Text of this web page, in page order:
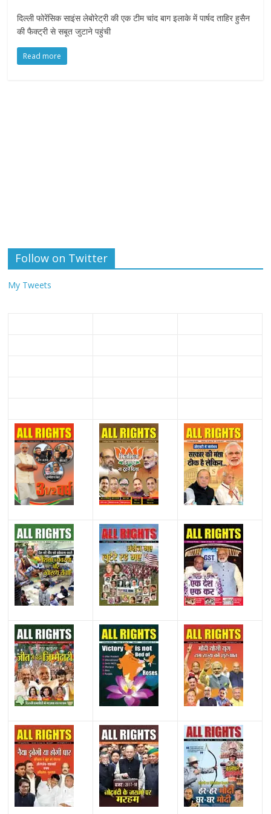
दिल्ली फोरेंसिक साइंस लेबोरेट्री की एक टीम चांद बाग इलाके में पार्षद ताहिर हुसैन
की फैक्ट्री से सबूत जुटाने पहुंची
Read more
Follow on Twitter
My Tweets